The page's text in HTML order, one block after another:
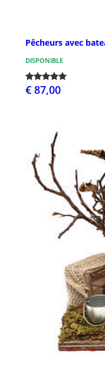
Pêcheurs avec
DISPONIBLE
€ 87,00